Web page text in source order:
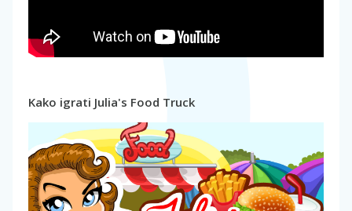
Kako igrati Julia's Food Truck